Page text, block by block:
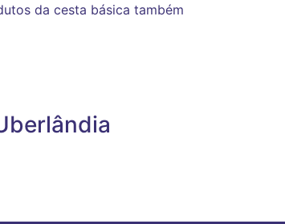
da cesta básica também